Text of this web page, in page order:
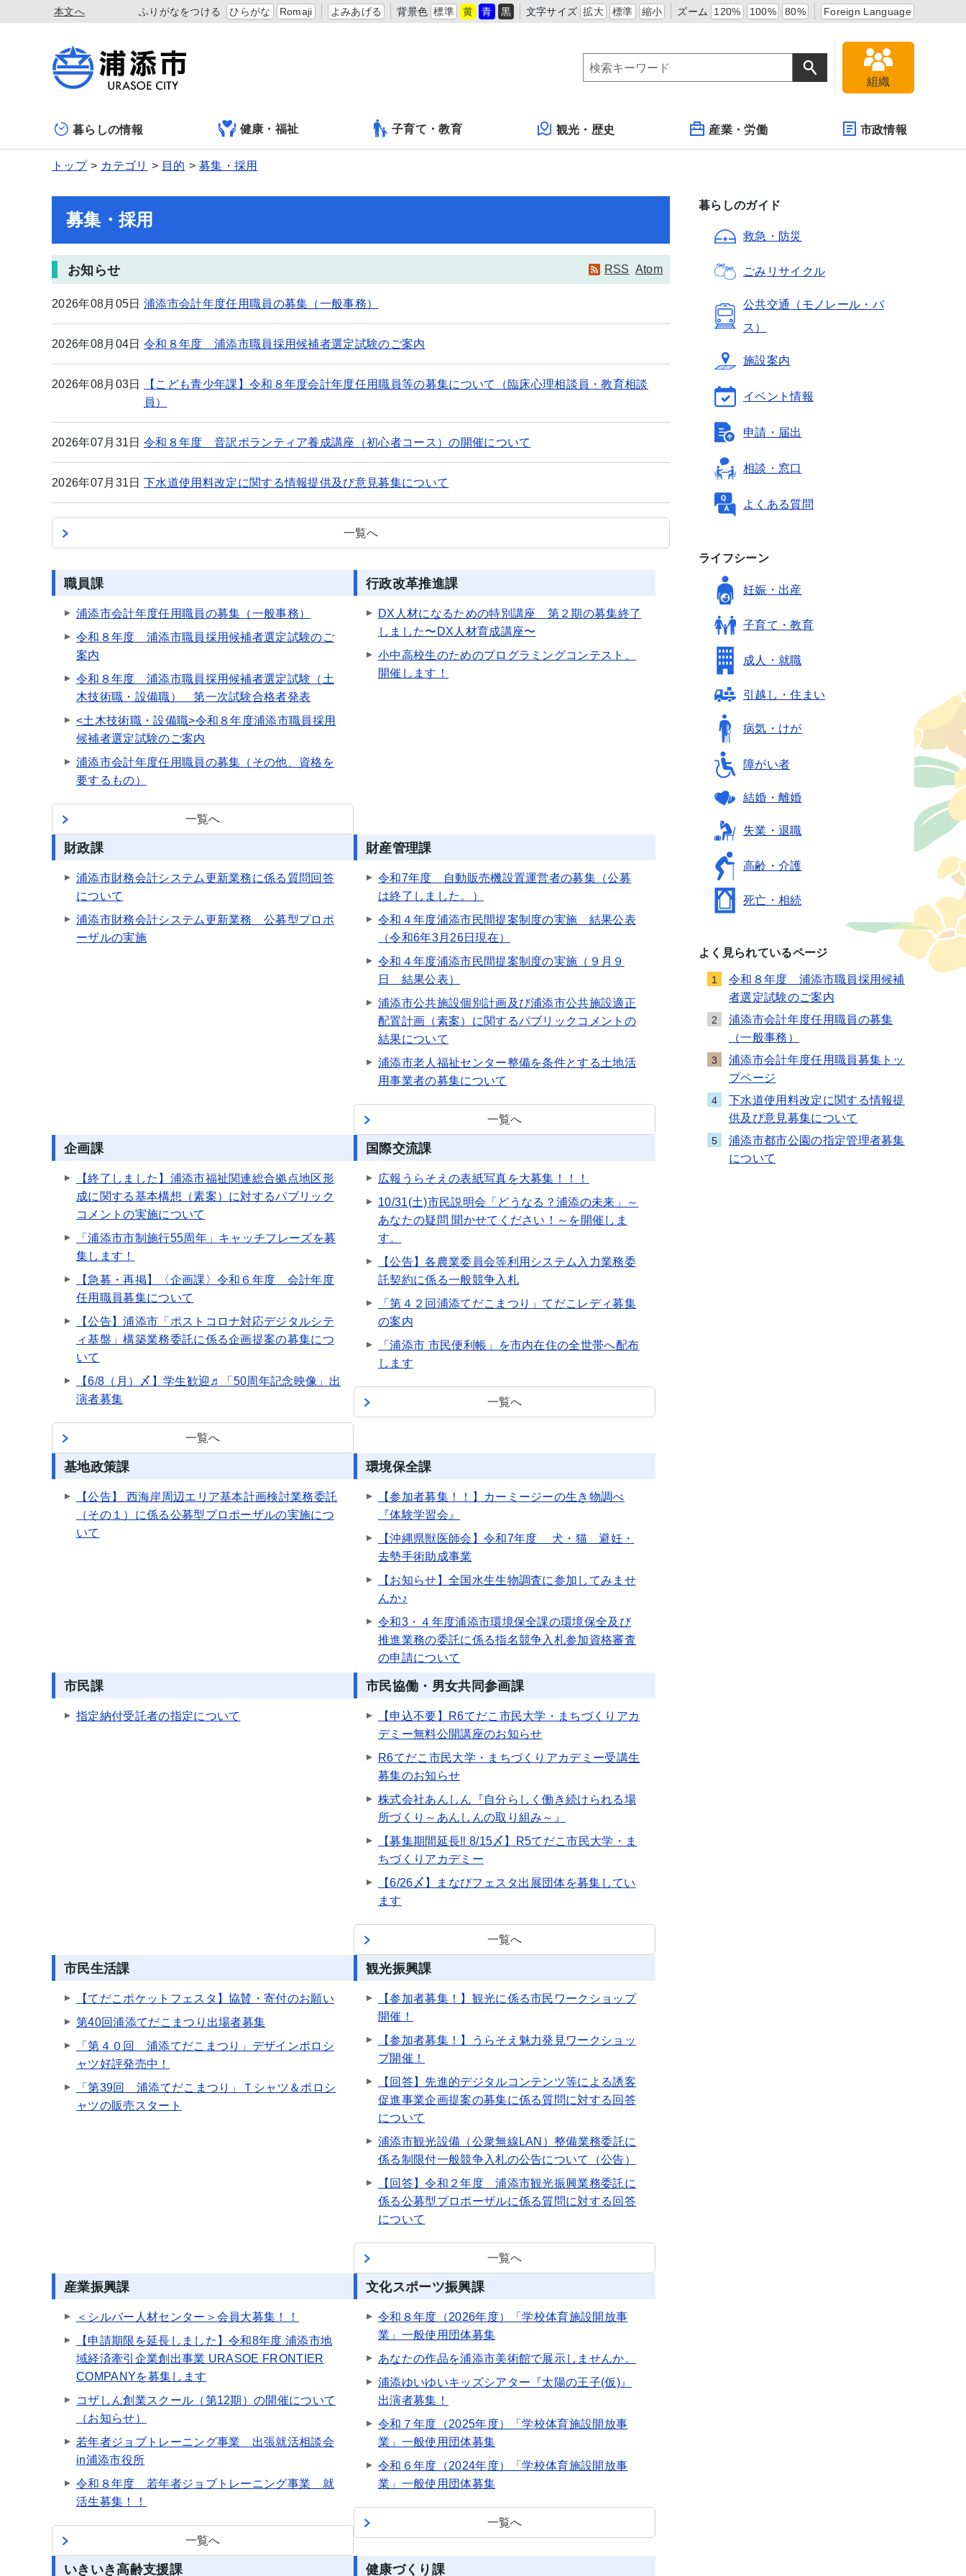
本文へ ふりがなをつける ひらがな Romaji よみあげる 背景色 標準 黄 青 黒 文字サイズ 拡大 標準 縮小 ズーム 120% 100% 80% Foreign Language
組織
暮らしの情報 健康・福祉 子育て・教育 観光・歴史 産業・労働 市政情報
トップ カテゴリ 目的 募集・採用
募集・採用
お知らせ RSS Atom
2026年08月05日 浦添市会計年度任用職員の募集（一般事務）
2026年08月04日 令和８年度 浦添市職員採用候補者選定試験のご案内
2026年08月03日
【こども青少年課】令和８年度会計年度任用職員等の募集について（臨床心理相談員・教育相談
員）
2026年07月31日 令和８年度 音訳ボランティア養成講座（初心者コース）の開催について
2026年07月31日 下水道使用料改定に関する情報提供及び意見募集について
一覧へ
職員課
浦添市会計年度任用職員の募集（一般事務）
令和８年度 浦添市職員採用候補者選定試験のご
案内
令和８年度 浦添市職員採用候補者選定試験（土
木技術職・設備職） 第一次試験合格者発表
<土木技術職・設備職>令和８年度浦添市職員採用
候補者選定試験のご案内
浦添市会計年度任用職員の募集（その他、資格を
要するもの）
一覧へ
行政改革推進課
DX人材になるための特別講座 第２期の募集終了
しました〜DX人材育成講座〜
小中高校生のためのプログラミングコンテスト、
開催します！
財政課
浦添市財務会計システム更新業務に係る質問回答
について
浦添市財務会計システム更新業務 公募型プロポ
ーザルの実施
財産管理課
令和7年度 自動販売機設置運営者の募集（公募
は終了しました。）
令和４年度浦添市民間提案制度の実施 結果公表
（令和6年3月26日現在）
令和４年度浦添市民間提案制度の実施（９月９
日 結果公表）
浦添市公共施設個別計画及び浦添市公共施設適正
配置計画（素案）に関するパブリックコメントの
結果について
浦添市老人福祉センター整備を条件とする土地活
用事業者の募集について
一覧へ
企画課
【終了しました】浦添市福祉関連総合拠点地区形
成に関する基本構想（素案）に対するパブリック
コメントの実施について
「浦添市市制施行55周年」キャッチフレーズを募
集します！
【急募・再掲】〈企画課〉令和６年度 会計年度
任用職員募集について
【公告】浦添市「ポストコロナ対応デジタルシテ
ィ基盤」構築業務委託に係る企画提案の募集につ
いて
【6/8（月）〆】学生歓迎♬「50周年記念映像」出
演者募集
一覧へ
国際交流課
広報うらそえの表紙写真を大募集！！！
10/31(土)市民説明会「どうなる？浦添の未来」～
あなたの疑問 聞かせてください！～を開催しま
す。
【公告】各農業委員会等利用システム入力業務委
託契約に係る一般競争入札
「第４２回浦添てだこまつり」てだこレディ募集
の案内
「浦添市 市民便利帳」を市内在住の全世帯へ配布
します
一覧へ
基地政策課
【公告】 西海岸周辺エリア基本計画検討業務委託
（その１）に係る公募型プロポーザルの実施につ
いて
環境保全課
【参加者募集！！】カーミージーの生き物調べ
『体験学習会』
【沖縄県獣医師会】令和7年度 犬・猫 避妊・
去勢手術助成事業
【お知らせ】全国水生生物調査に参加してみませ
んか♪
令和3・４年度浦添市環境保全課の環境保全及び
推進業務の委託に係る指名競争入札参加資格審査
の申請について
市民課
指定納付受託者の指定について
市民協働・男女共同参画課
【申込不要】R6てだこ市民大学・まちづくりアカ
デミー無料公開講座のお知らせ
R6てだこ市民大学・まちづくりアカデミー受講生
募集のお知らせ
株式会社あんしん『自分らしく働き続けられる場
所づくり～あんしんの取り組み～』
【募集期間延長‼ 8/15〆】R5てだこ市民大学・ま
ちづくりアカデミー
【6/26〆】まなびフェスタ出展団体を募集してい
ます
一覧へ
市民生活課
【てだこポケットフェスタ】協賛・寄付のお願い
第40回浦添てだこまつり出場者募集
「第４０回 浦添てだこまつり」デザインポロシ
ャツ好評発売中！
「第39回 浦添てだこまつり」Ｔシャツ＆ポロシ
ャツの販売スタート
観光振興課
【参加者募集！】観光に係る市民ワークショップ
開催！
【参加者募集！】うらそえ魅力発見ワークショッ
プ開催！
【回答】先進的デジタルコンテンツ等による誘客
促進事業企画提案の募集に係る質問に対する回答
について
浦添市観光設備（公衆無線LAN）整備業務委託に
係る制限付一般競争入札の公告について（公告）
【回答】令和２年度 浦添市観光振興業務委託に
係る公募型プロポーザルに係る質問に対する回答
について
一覧へ
産業振興課
＜シルバー人材センター＞会員大募集！！
【申請期限を延長しました】令和8年度 浦添市地
域経済牽引企業創出事業 URASOE FRONTIER
COMPANYを募集します
コザしん創業スクール（第12期）の開催について
（お知らせ）
若年者ジョブトレーニング事業 出張就活相談会
in浦添市役所
令和８年度 若年者ジョブトレーニング事業 就
活生募集！！
一覧へ
文化スポーツ振興課
令和８年度（2026年度）「学校体育施設開放事
業」一般使用団体募集
あなたの作品を浦添市美術館で展示しませんか。
浦添ゆいゆいキッズシアター『太陽の王子(仮)』
出演者募集！
令和７年度（2025年度）「学校体育施設開放事
業」一般使用団体募集
令和６年度（2024年度）「学校体育施設開放事
業」一般使用団体募集
一覧へ
いきいき高齢支援課 健康づくり課
暮らしのガイド
救急・防災
ごみ リサイクル
公共交通
（モノレール・バ
ス）
施設案内
イベント情報
申請・届出
相談・窓口
よくある質問
ライフシーン
妊娠・出産
子育て・教育
成人・就職
引越し・住まい
病気・けが
障がい者
結婚・離婚
失業・退職
高齢・介護
死亡・相続
よく見られているページ
1
令和８年度 浦添市職員採用候補
者選定試験のご案内
2
浦添市会計年度任用職員の募集
（一般事務）
3
浦添市会計年度任用職員募集トッ
プページ
4
下水道使用料改定に関する情報提
供及び意見募集について
5
浦添市都市公園の指定管理者募集
について